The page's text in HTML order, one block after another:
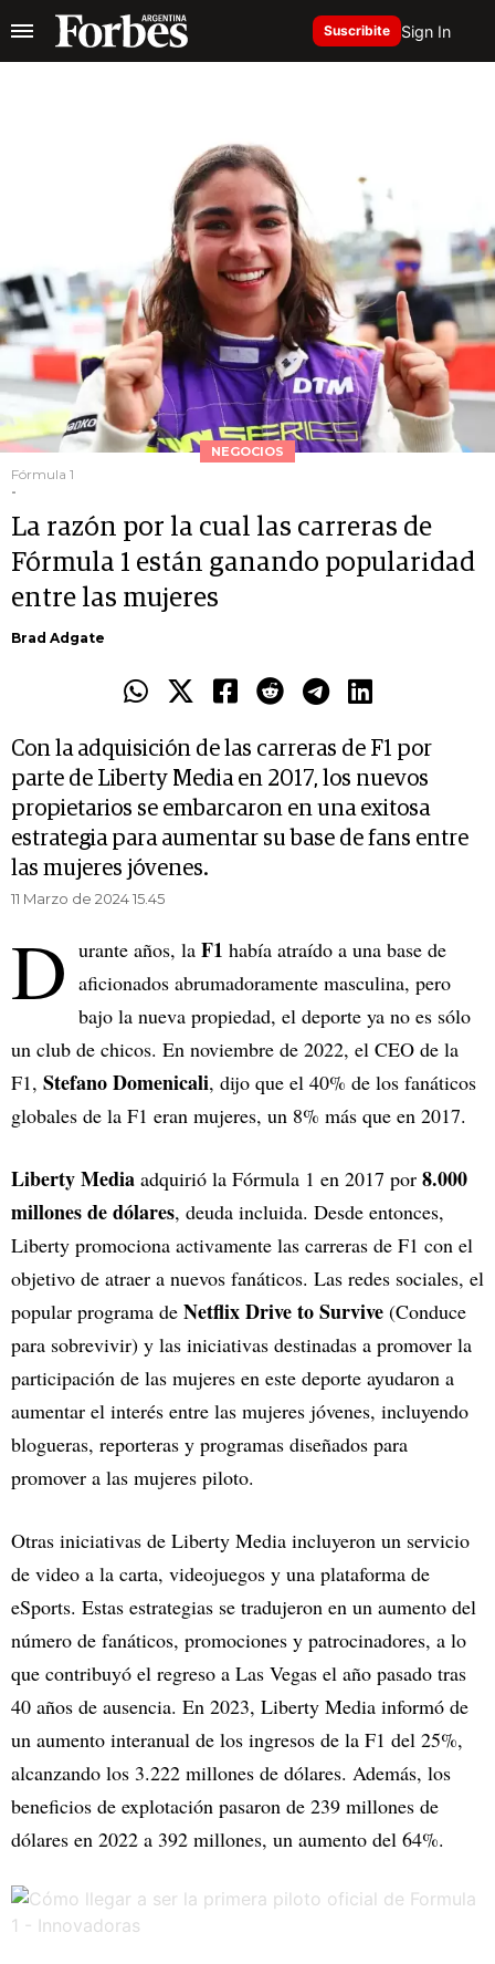
Suscribite Sign In
NEGOCIOS
Fórmula 1
-
La razón por la cual las carreras de
Fórmula 1 están ganando popularidad
entre las mujeres
Brad Adgate
Con la adquisición de las carreras de F1 por
parte de Liberty Media en 2017, los nuevos
propietarios se embarcaron en una exitosa
estrategia para aumentar su base de fans entre
las mujeres jóvenes.
11 Marzo de 2024 15.45
D urante años, la F1 había atraído a una base de
aficionados abrumadoramente masculina, pero
bajo la nueva propiedad, el deporte ya no es sólo
un club de chicos. En noviembre de 2022, el CEO de la
F1, Stefano Domenicali, dijo que el 40% de los fanáticos
globales de la F1 eran mujeres, un 8% más que en 2017.
Liberty Media adquirió la Fórmula 1 en 2017 por 8.000
millones de dólares, deuda incluida. Desde entonces,
Liberty promociona activamente las carreras de F1 con el
objetivo de atraer a nuevos fanáticos. Las redes sociales, el
popular programa de NetflixDrive to Survive (Conduce
para sobrevivir) y las iniciativas destinadas a promover la
participación de las mujeres en este deporte ayudaron a
aumentar el interés entre las mujeres jóvenes, incluyendo
blogueras, reporteras y programas diseñados para
promover a las mujeres piloto.
Otras iniciativas de Liberty Media incluyeron un servicio
de video a la carta, videojuegos y una plataforma de
eSports. Estas estrategias se tradujeron en un aumento del
número de fanáticos, promociones y patrocinadores, a lo
que contribuyó el regreso a Las Vegas el año pasado tras
40 años de ausencia. En 2023, Liberty Media informó de
un aumento interanual de los ingresos de la F1 del 25%,
alcanzando los 3.222 millones de dólares. Además, los
beneficios de explotación pasaron de 239 millones de
dólares en 2022 a 392 millones, un aumento del 64%.